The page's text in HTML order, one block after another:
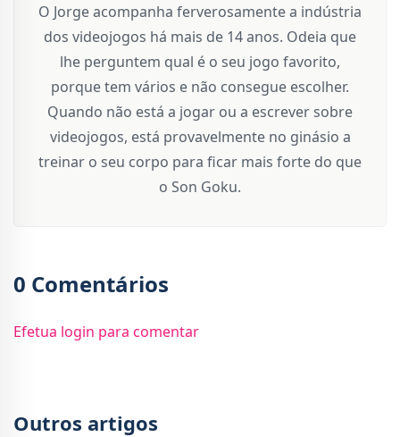
O Jorge acompanha ferverosamente a indústria
dos videojogos há mais de 14 anos. Odeia que
lhe perguntem qual é o seu jogo favorito,
porque tem vários e não consegue escolher.
Quando não está a jogar ou a escrever sobre
videojogos, está provavelmente no ginásio a
treinar o seu corpo para ficar mais forte do que
o Son Goku.
0 Comentários
Efetua login para comentar
Outros artigos